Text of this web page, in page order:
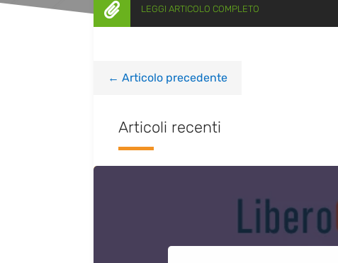
 LEGGI ARTICOLO COMPLETO
← Articolo precedente
Articoli recenti